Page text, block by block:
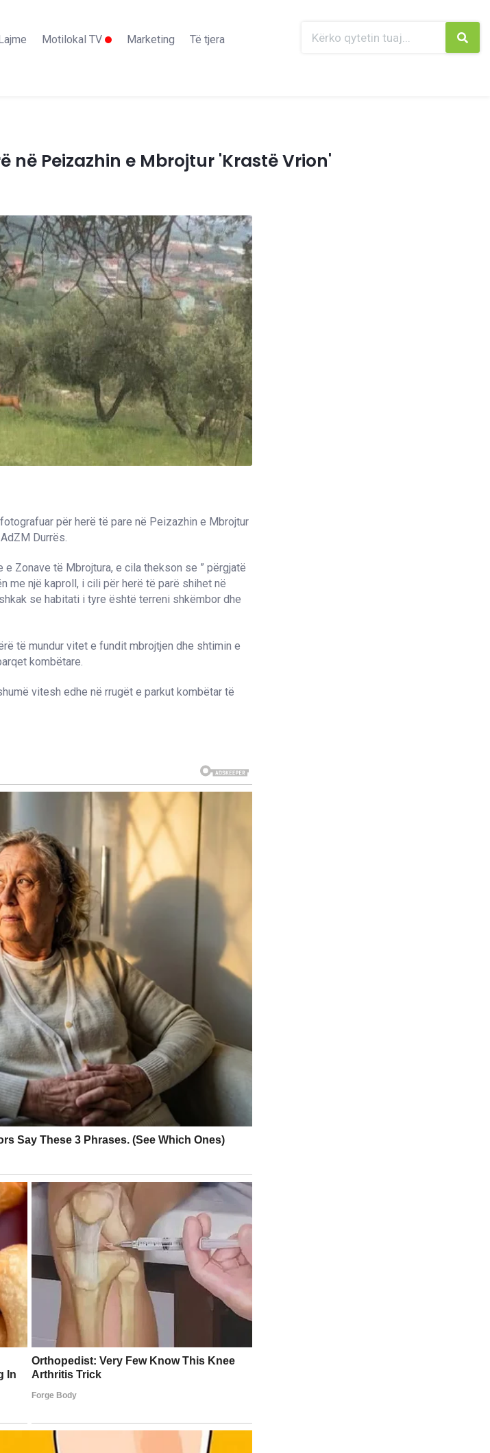
Motilokal TV Marketing Të tjera
në Peizazhin e Mbrojtur 'Krastë Vrion'
për herë të pare në Peizazhin e Mbrojtur
Durrës.
e Zonave të Mbrojtura, e cila thekson se ” përgjatë
me një kaproll, i cili për herë të parë shihet në
se habitati i tyre është terreni shkëmbor dhe
të mundur vitet e fundit mbrojtjen dhe shtimin e
kombëtare.
vitesh edhe në rrugët e parkut kombëtar të